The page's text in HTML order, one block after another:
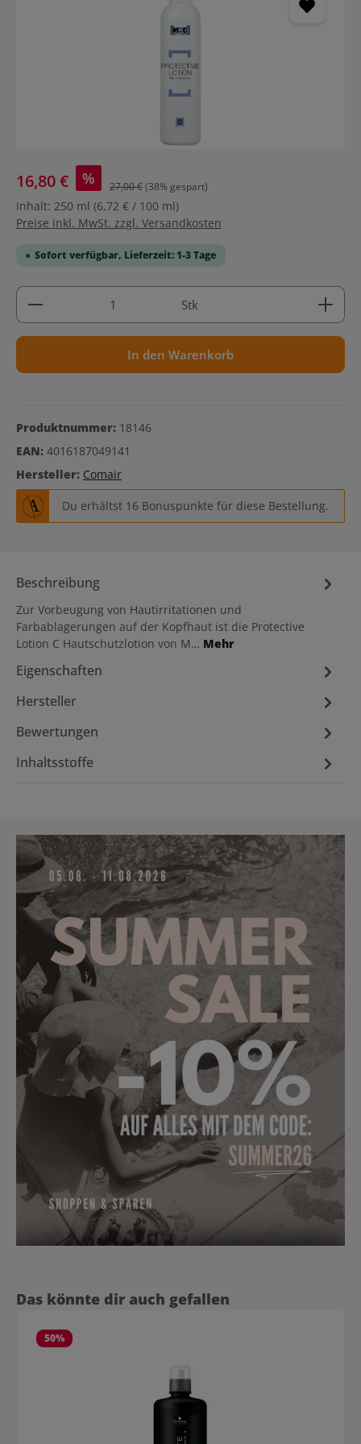
16,80 € % 27,00 €(38% gespart)
Inhalt: 250 ml (6,72 € / 100 ml)
Preise inkl. MwSt. zzgl. Versandkosten
Sofort verfügbar, Lieferzeit: 1-3 Tage
Produkt Anzahl: Gib den gewünschten Wert ein
Stk
In den Warenkorb
Produktnummer: 18146
EAN: 4016187049141
Hersteller: Comair
Du erhältst 16 Bonuspunkte für diese Bestellung.
Beschreibung
Zur Vorbeugung von Hautirritationen und
Farbablagerungen auf der Kopfhaut ist die Protective
Lotion C Hautschutzlotion von M… Mehr
Eigenschaften
Hersteller
Bewertungen
Inhaltsstoffe
Produktgalerie überspringen
Das könnte dir auch gefallen
50%